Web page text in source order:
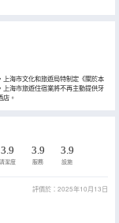
海市文化和旅遊局特制定《關於本
上海市旅遊住宿業將不再主動提供牙
店。
3.9
清潔度
3.9
服務
3.9
設施
評價於：2025年10月13日